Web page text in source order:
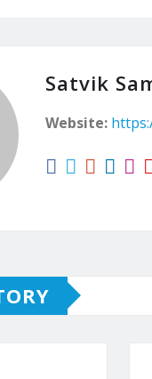
Satvik
Website: